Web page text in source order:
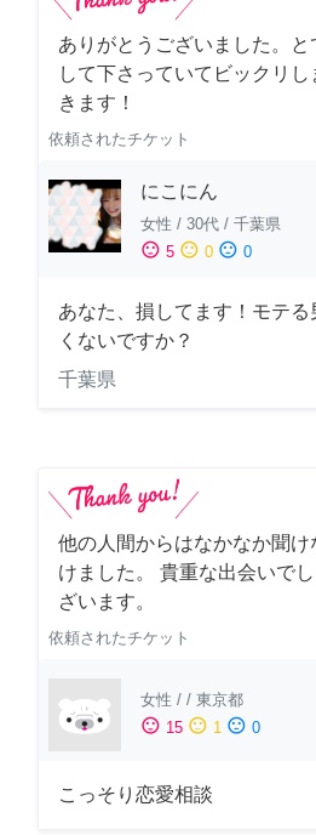
ありがとうございました。
して下さっていてビックリ
きます！
依頼されたチケット
にこにん
女性 / 30代 / 千葉県
sentiment_satisfied 5 sentiment_neutral 0 sentiment_dissatisfied 0
あなた、損してます！モテ
くないですか？
千葉県
他の人間からはなかなか聞
けました。 貴重な出会いで
ざいます。
依頼されたチケット
女性 / / 東京都
sentiment_satisfied 15 sentiment_neutral 1 sentiment_dissatisfied 0
こっそり恋愛相談